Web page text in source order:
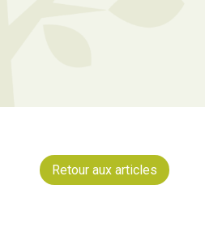
Retour aux articles